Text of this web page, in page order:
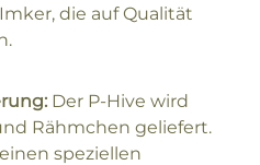
die auf Qualität
Der P-Hive wird
Rähmchen geliefert.
speziellen